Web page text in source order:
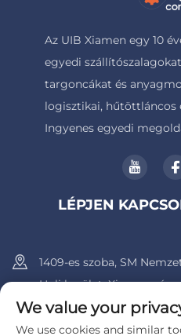
Az UIB Xiamen egy 10
egyedi
targoncákat és
logisztikai, hűtöttláncos
Ingyenes egyedi
LÉPJEN
1409-es szoba, SM
Huli kerület, Xiamen
+86-13600956803
We value your
We use cookies and similar